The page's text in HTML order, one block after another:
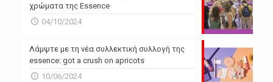
χρώματα της Essence
04/10/2024
Λάμψτε με τη νέα συλλεκτική συλλογή της
essence: got a crush on apricots
10/06/2024